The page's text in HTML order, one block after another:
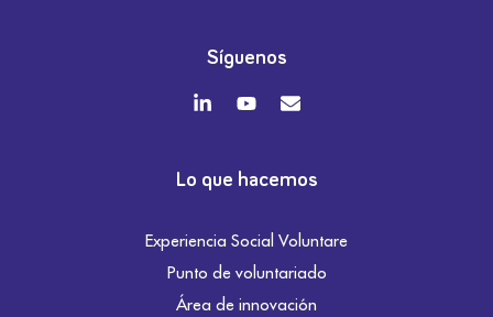
Síguenos
Lo que hacemos
Experiencia Social Voluntare
Punto de voluntariado
Área de innovación